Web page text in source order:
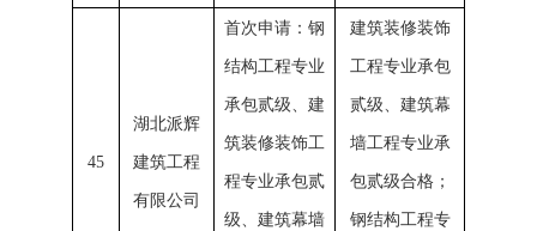
45
湖北派辉
建筑工程
有限公司
首次申请：钢
结构工程专业
承包贰级、建
筑装修装饰工
程专业承包贰
级、建筑幕墙
建筑装修装饰
工程专业承包
贰级、建筑幕
墙工程专业承
包贰级合格；
钢结构工程专